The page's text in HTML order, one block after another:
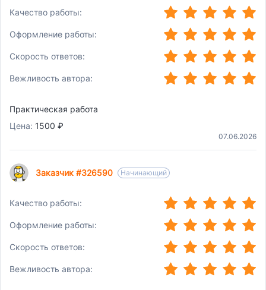
07.06.2026
Качество работы: (*)(*) (*) (*) (*)
Оформление работы: (*)(*) (*) (*) (*)
Скорость ответов: (*)(*) (*) (*) (*)
Вежливость автора: (*)(*) (*) (*) (*)
Практическая работа
Цена: 1500 ₽
Заказчик #326590 Начинающий
Качество работы: (*)(*) (*) (*) (*)
Оформление работы: (*)(*) (*) (*) (*)
Скорость ответов: (*)(*) (*) (*) (*)
Вежливость автора: (*)(*) (*) (*) (*)